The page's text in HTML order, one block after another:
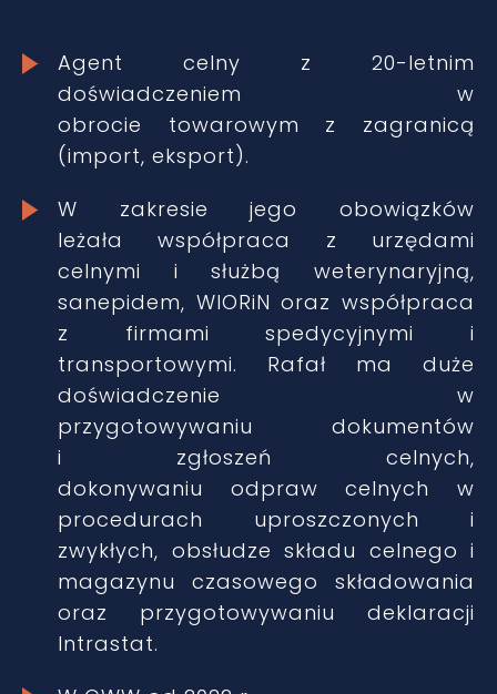
Agent celny z 20-letnim
doświadczeniem w
obrocie towarowym z zagranicą
(import, eksport).
W zakresie jego obowiązków
leżała współpraca z urzędami
celnymi i służbą weterynaryjną,
sanepidem, WIORiN oraz współpraca
z firmami spedycyjnymi i
transportowymi. Rafał ma duże
doświadczenie w
przygotowywaniu dokumentów
i zgłoszeń celnych,
dokonywaniu odpraw celnych w
procedurach uproszczonych i
zwykłych, obsłudze składu celnego i
magazynu czasowego składowania
oraz przygotowywaniu deklaracji
Intrastat.